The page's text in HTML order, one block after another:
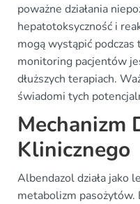
poważne działania
hepatotoksyczność i
mogą wystąpić
monitoring pacjentów
dłuższych terapiach.
świadomi tych
Mechanizm
Klinicznego
Albendazol działa jako
metabolizm pasożytów.